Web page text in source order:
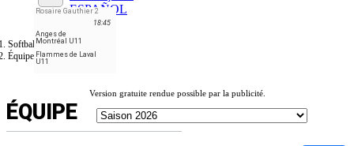
Rosaire Gauthier 2
18:45
Anges de
Montréal U11
Flammes de Laval
U11
ESPAÑOL
Softball Laval Ligue
Équipe
Version gratuite rendue possible par la publicité.
ÉQUIPE